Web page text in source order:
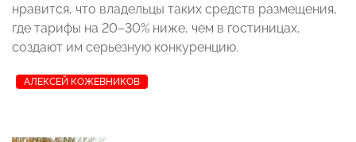
нравится, что владельцы таких средств размещения,
где тарифы на 20–30% ниже, чем в гостиницах,
создают им серьезную конкуренцию.
АЛЕКСЕЙ КОЖЕВНИКОВ